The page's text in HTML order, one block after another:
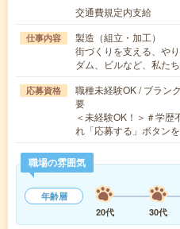
交通費規定内支給
仕事内容
製造（組立・加工）
街づくりを支える、や
ダム、ビルなど、私た
応募資格
職種未経験OK / ブラン
要
＜未経験OK！＞＃学
れ「応募する」ボタン
職場の雰囲気
年齢層
20代
30代